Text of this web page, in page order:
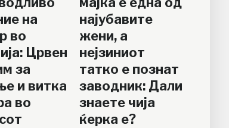
на
во
Црвен
за
и витка
во
најубавите
жени, а
нејзиниот
татко е познат
заводник: Дали
знаете чија
ќерка е?